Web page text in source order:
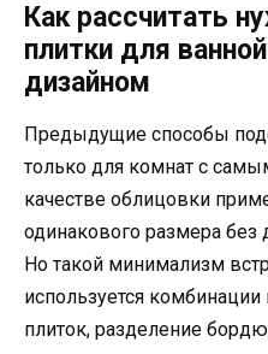
Как рассчитать
плитки для
дизайном
Предыдущие способы
только для комнат с
качестве облицовки
одинакового размера без
Но такой минимализм
используется
плиток, разделение